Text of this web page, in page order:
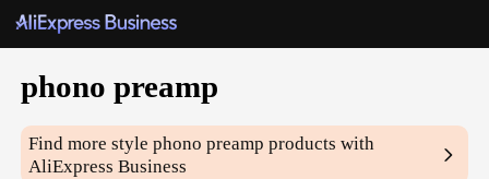
phono preamp
Find more stylephono preamp products with
AliExpress Business